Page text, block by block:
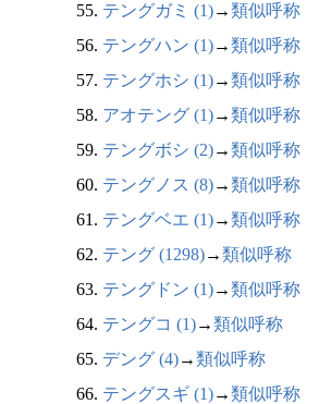
55. テングガミ (1)→類似呼称
56. テングハン (1)→類似呼称
57. テングホシ (1)→類似呼称
58. アオテング (1)→類似呼称
59. テングボシ (2)→類似呼称
60. テングノス (8)→類似呼称
61. テングベエ (1)→類似呼称
62. テング (1298)→類似呼称
63. テングドン (1)→類似呼称
64. テングコ (1)→類似呼称
65. デング (4)→類似呼称
66. テングスギ (1)→類似呼称